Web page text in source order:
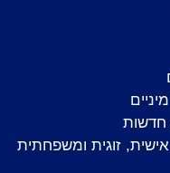
חדשות
זוגית ומשפחתית